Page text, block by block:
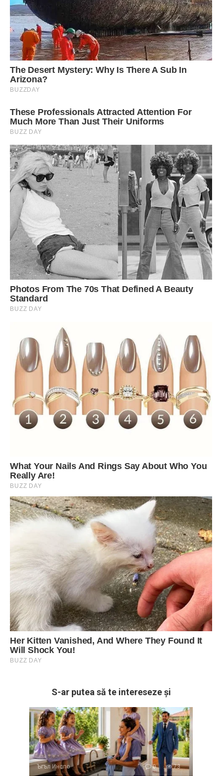
S-ar putea să te intereseze și
Ъгъл Инспо 0 73